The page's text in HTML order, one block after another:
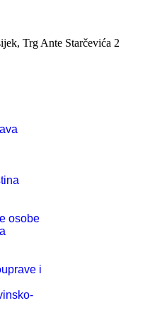
Trg Ante Starčevića 2
osobe
i